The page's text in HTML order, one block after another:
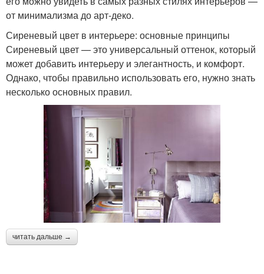
от минимализма до арт-деко.
Сиреневый цвет в интерьере: основные принципы
Сиреневый цвет — это универсальный оттенок, который
может добавить интерьеру и элегантность, и комфорт.
Однако, чтобы правильно использовать его, нужно знать
несколько основных правил.
читать дальше →